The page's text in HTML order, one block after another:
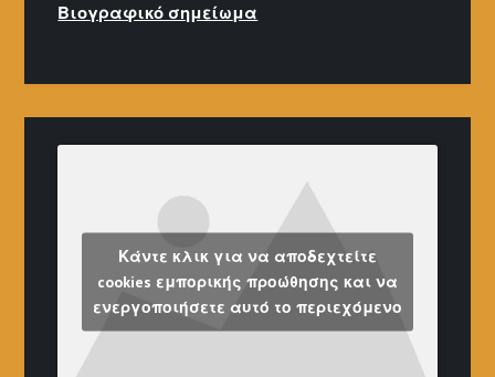
Βιογραφικό σημείωμα
Κάντε κλικ για να αποδεχτείτε
cookies εμπορικής προώθησης και να
ενεργοποιήσετε αυτό το περιεχόμενο